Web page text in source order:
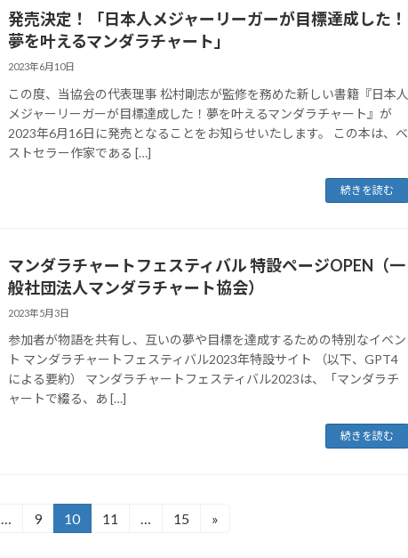
発売決定！「日本人メジャーリーガーが目標達成した！
夢を叶えるマンダラチャート」
2023年6月10日
この度、当協会の代表理事 松村剛志が監修を務めた新しい書籍『日本人
メジャーリーガーが目標達成した！夢を叶えるマンダラチャート』が
2023年6月16日に発売となることをお知らせいたします。 この本は、ベ
ストセラー作家である […]
続きを読む
マンダラチャートフェスティバル 特設ページOPEN（一
般社団法人マンダラチャート協会）
2023年5月3日
参加者が物語を共有し、互いの夢や目標を達成するための特別なイベン
ト マンダラチャートフェスティバル2023年特設サイト （以下、GPT4
による要約） マンダラチャートフェスティバル2023は、「マンダラチ
ャートで綴る、あ […]
続きを読む
…
固
9
固
10
固
11 …
固
15 »